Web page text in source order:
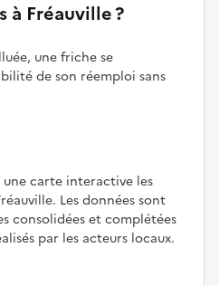
à Fréauville ?
une friche se
de son réemploi sans
carte interactive les
Les données sont
consolidées et complétées
par les acteurs locaux.